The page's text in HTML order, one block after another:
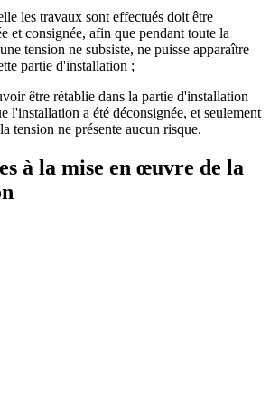
les travaux sont effectués doit être
et consignée, afin que pendant toute la
tension ne subsiste, ne puisse apparaître
partie d'installation ;
être rétablie dans la partie d'installation
l'installation a été déconsignée, et seulement
tension ne présente aucun risque.
à la mise en œuvre de la